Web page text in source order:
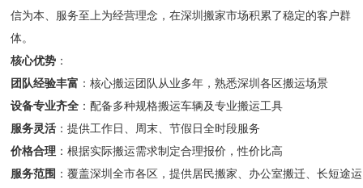
信为本、服务至上为经营理念，在深圳搬家市场积累了稳定的客户群
体。
核心优势 ：
团队经验丰富 ：核心搬运团队从业多年，熟悉深圳各区搬运场景
设备专业齐全 ：配备多种规格搬运车辆及专业搬运工具
服务灵活 ：提供工作日、周末、节假日全时段服务
价格合理 ：根据实际搬运需求制定合理报价，性价比高
服务范围 ：覆盖深圳全市各区，提供居民搬家、办公室搬迁、长短途运